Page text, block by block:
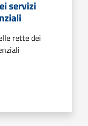
servizi
rette dei